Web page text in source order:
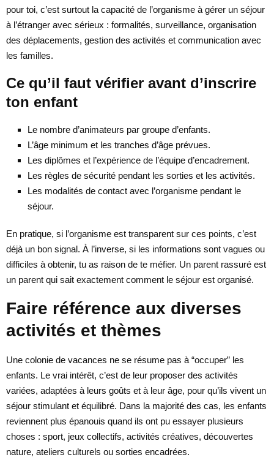
pour toi, c’est surtout la capacité de l’organisme à gérer un séjour
à l’étranger avec sérieux : formalités, surveillance, organisation
des déplacements, gestion des activités et communication avec
les familles.
Ce qu’il faut vérifier avant d’inscrire
ton enfant
Le nombre d’animateurs par groupe d’enfants.
L’âge minimum et les tranches d’âge prévues.
Les diplômes et l’expérience de l’équipe d’encadrement.
Les règles de sécurité pendant les sorties et les activités.
Les modalités de contact avec l’organisme pendant le
séjour.
En pratique, si l’organisme est transparent sur ces points, c’est
déjà un bon signal. À l’inverse, si les informations sont vagues ou
difficiles à obtenir, tu as raison de te méfier. Un parent rassuré est
un parent qui sait exactement comment le séjour est organisé.
Faire référence aux diverses
activités et thèmes
Une colonie de vacances ne se résume pas à “occuper” les
enfants. Le vrai intérêt, c’est de leur proposer des activités
variées, adaptées à leurs goûts et à leur âge, pour qu’ils vivent un
séjour stimulant et équilibré. Dans la majorité des cas, les enfants
reviennent plus épanouis quand ils ont pu essayer plusieurs
choses : sport, jeux collectifs, activités créatives, découvertes
nature, ateliers culturels ou sorties encadrées.